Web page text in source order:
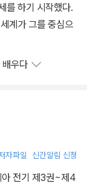
할 것이다.(중략)'
고 있으며, 더구나
해도, 최근에 그대
어찌 잊을 수 있겠
를 하기 시작했다.
계가 그를 중심으
배우다
자파일 신간알림 신청
전기 제3권~제4